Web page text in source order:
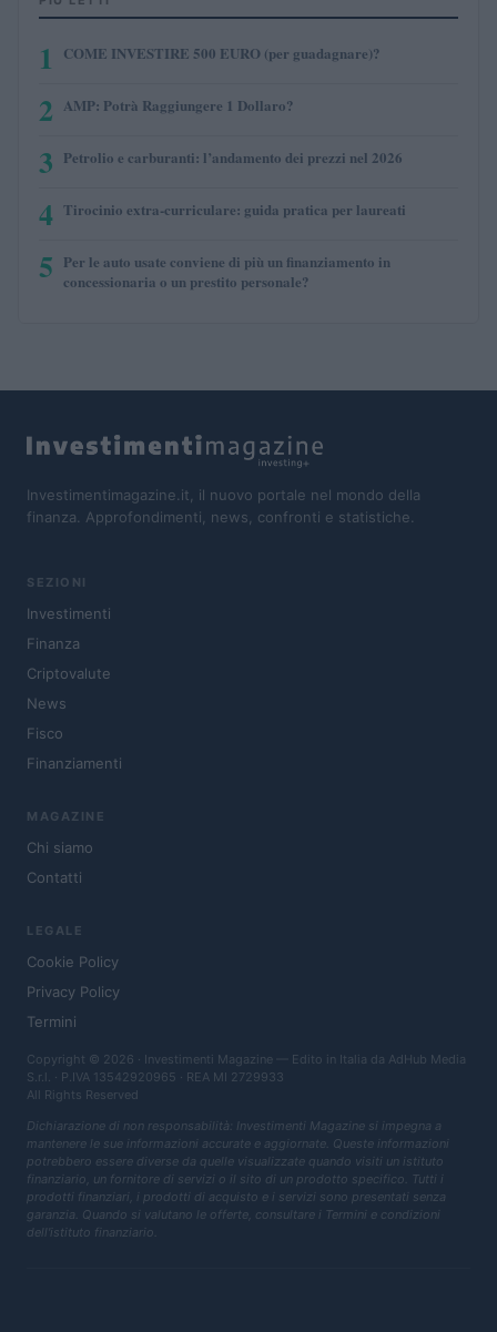
1 COME INVESTIRE 500 EURO (per guadagnare)?
2 AMP: Potrà Raggiungere 1 Dollaro?
3 Petrolio e carburanti: l’andamento dei prezzi nel 2026
4 Tirocinio extra-curriculare: guida pratica per laureati
5 Per le auto usate conviene di più un finanziamento in
concessionaria o un prestito personale?
Investimentimagazine.it, il nuovo portale nel mondo della
finanza. Approfondimenti, news, confronti e statistiche.
SEZIONI
Investimenti
Finanza
Criptovalute
News
Fisco
Finanziamenti
MAGAZINE
Chi siamo
Contatti
LEGALE
Cookie Policy
Privacy Policy
Termini
Copyright © 2026 · Investimenti Magazine — Edito in Italia da AdHub Media
S.r.l. · P.IVA 13542920965 · REA MI 2729933
All Rights Reserved
Dichiarazione di non responsabilità: Investimenti Magazine si impegna a
mantenere le sue informazioni accurate e aggiornate. Queste informazioni
potrebbero essere diverse da quelle visualizzate quando visiti un istituto
finanziario, un fornitore di servizi o il sito di un prodotto specifico. Tutti i
prodotti finanziari, i prodotti di acquisto e i servizi sono presentati senza
garanzia. Quando si valutano le offerte, consultare i Termini e condizioni
dell'istituto finanziario.